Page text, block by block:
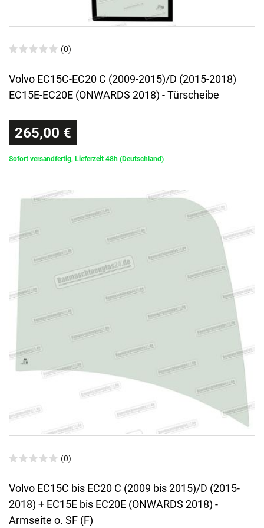
(0)
Volvo EC15C-EC20 C (2009-2015)/D (2015-2018)
EC15E-EC20E (ONWARDS 2018) - Türscheibe
265,00 €
Sofort versandfertig, Lieferzeit 48h (Deutschland)
(0)
Volvo EC15C bis EC20 C (2009 bis 2015)/D (2015-
2018) + EC15E bis EC20E (ONWARDS 2018) -
Armseite o. SF (F)